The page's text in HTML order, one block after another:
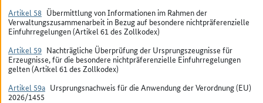
Artikel 58 Übermittlung von Informationen im Rahmen der
Verwaltungszusammenarbeit in Bezug auf besondere nichtpräferenzielle
Einfuhrregelungen (Artikel 61 des Zollkodex)
Artikel 59 Nachträgliche Überprüfung der Ursprungszeugnisse für
Erzeugnisse, für die besondere nichtpräferenzielle Einfuhrregelungen
gelten (Artikel 61 des Zollkodex)
Artikel 59a Ursprungsnachweis für die Anwendung der Verordnung (EU)
2026/1455